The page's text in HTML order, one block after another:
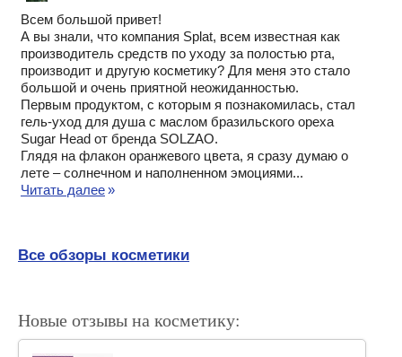
Всем большой привет!
А вы знали, что компания Splat, всем известная как
производитель средств по уходу за полостью рта,
производит и другую косметику? Для меня это стало
большой и очень приятной неожиданностью.
Первым продуктом, с которым я познакомилась, стал
гель-уход для душа с маслом бразильского ореха
Sugar Head от бренда SOLZAO.
Глядя на флакон оранжевого цвета, я сразу думаю о
лете – солнечном и наполненном эмоциями...
Читать далее»
Все обзоры косметики
Новые отзывы на косметику: